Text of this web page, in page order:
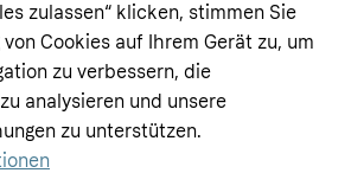
notice
zulassen“ klicken, stimmen Sie
Cookies auf Ihrem Gerät zu, um
zu verbessern, die
analysieren und unsere
zu unterstützen.